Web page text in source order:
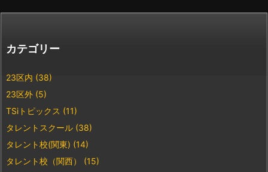
カテゴリー
23区内 (38)
23区外 (5)
TSiトピックス (11)
タレントスクール (38)
タレント校(関東) (14)
タレント校（関西） (15)